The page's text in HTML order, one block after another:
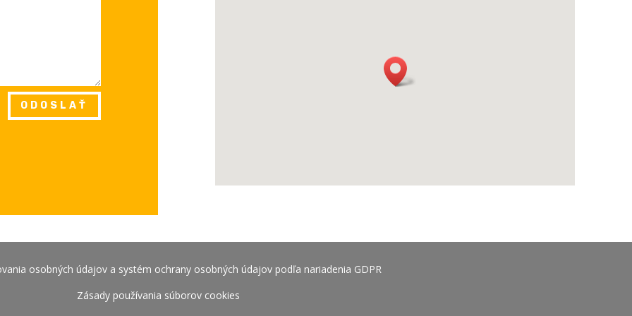
ODOSLAŤ
osobných údajov a systém ochrany osobných údajov podľa nariadenia GDPR
Zásady používania súborov cookies